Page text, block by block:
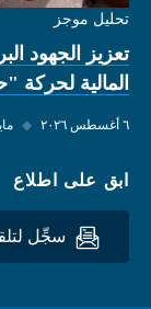
تحليل موجز
تعزيز الجهود
المالية
٦ أغسطس ٢٠٢٦ ◆
ابق على اطلاع
سجِّل